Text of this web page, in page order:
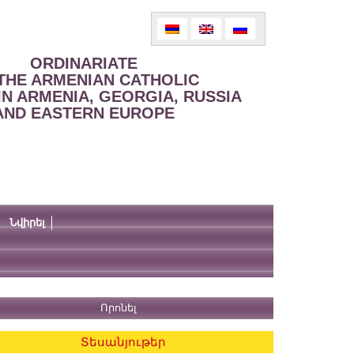
ORDINARIATE
ARMENIAN CATHOLIC
ARMENIA, GEORGIA, RUSSIA
EASTERN EUROPE
Նվիրել
Տեսանյութեր